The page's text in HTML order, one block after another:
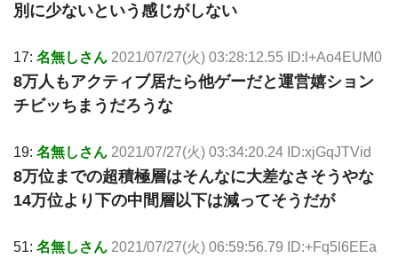
別に少ないという感じがしない
17: 名無しさん 2021/07/27(火) 03:28:12.55 ID:l+Ao4EUM0
8万人もアクティブ居たら他ゲーだと運営嬉ション
チビッちまうだろうな
19: 名無しさん 2021/07/27(火) 03:34:20.24 ID:xjGqJTVid
8万位までの超積極層はそんなに大差なさそうやな
14万位より下の中間層以下は減ってそうだが
51: 名無しさん 2021/07/27(火) 06:59:56.79 ID:+Fq5l6EEa